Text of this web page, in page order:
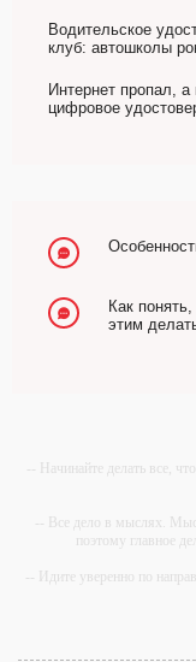
Водительское
клуб: автошколы
Интернет пропал,
цифровое
Как
этим
-- Начинайте делать все,
-- Все дело в мыслях.
поэтому главное
-- Идите уверенно по